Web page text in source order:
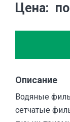
Цена
Описание
Водяные
сетчатые